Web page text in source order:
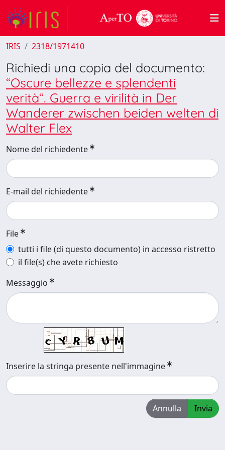
IRIS 2318/1971410
Richiedi una copia del documento:
“Oscure bellezze e splendenti
verità“. Guerra e virilità in Der
Wanderer zwischen beiden welten di
Walter Flex
Nome del richiedente
E-mail del richiedente
File
tutti i file (di questo documento) in accesso ristretto
il file(s) che avete richiesto
Messaggio
Inserire la stringa presente nell'immagine
Annulla Invia